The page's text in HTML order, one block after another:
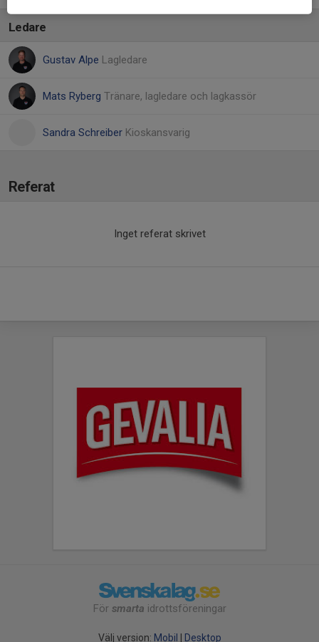
Ledare
Gustav Alpe Lagledare
Mats Ryberg Tränare, lagledare och lagkassör
Sandra Schreiber Kioskansvarig
Referat
Inget referat skrivet
För smarta idrottsföreningar
Välj version: Mobil Desktop